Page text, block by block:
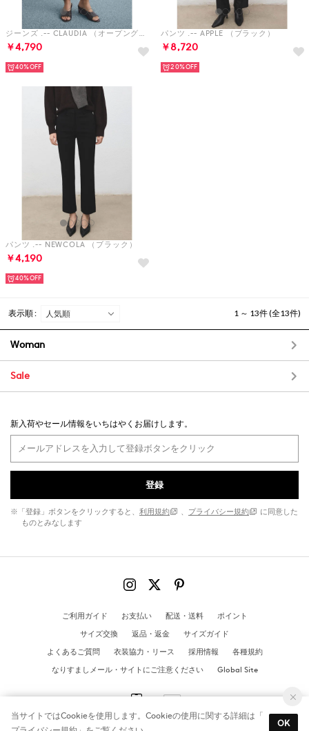
ジーンズ .-- CLAUDIA （オープングレー）
￥4,790
40%
パンツ .-- APPLE （ブラック）
￥8,720
20%
パンツ .-- NEWCOLA （ブラック）
￥4,190
40%
表示順 : 1 ～ 13件 (全13件)
Woman
Sale
新入荷やセール情報をいちはやくお届けします。
登録
※「登録」ボタンをクリックすると、 利用規約 、 プライバシー規約
に同意した
ものとみなします
ご利用ガイド お支払い 配送・送料
ポイント
サイズ交換
返品・返金
サイズガイド
よくあるご質問
衣装協力・リース 採用情報
各種規約
なりすましメール・サイトにご注意ください
Global Site
当サイトではCookieを使用します。Cookieの使用に関する詳細は「
OK